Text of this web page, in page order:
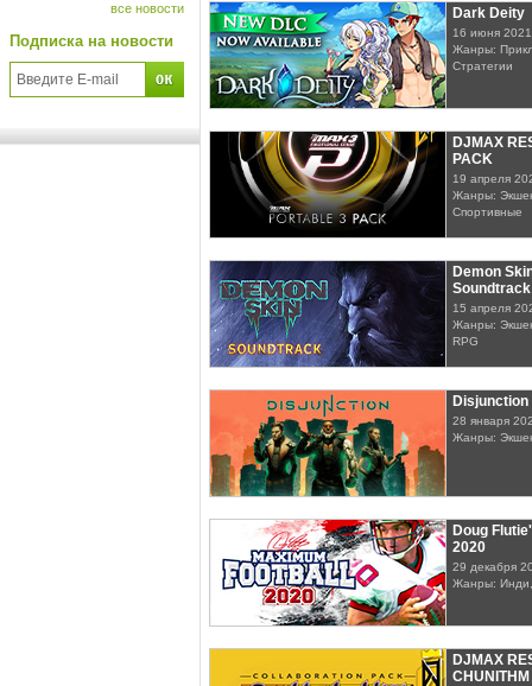
все новости
Подписка на новости
Dark Deity
16 июня 2021
Жанры:
Стратегии
DJMAX
PACK
19 апреля
Жанры:
Спортивные
Demon
Soundtrack
15 апреля
Жанры:
RPG
Disjunction
28 января
Жанры:
Doug
2020
29 декабря
Жанры:
DJMAX